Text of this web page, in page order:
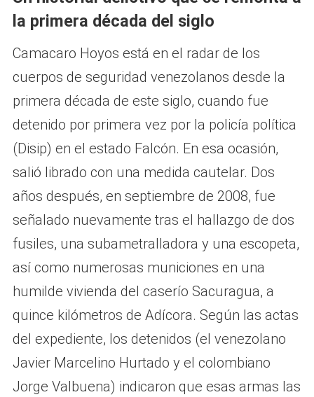
la primera década del siglo
Camacaro Hoyos está en el radar de los
cuerpos de seguridad venezolanos desde la
primera década de este siglo, cuando fue
detenido por primera vez por la policía política
(Disip) en el estado Falcón. En esa ocasión,
salió librado con una medida cautelar. Dos
años después, en septiembre de 2008, fue
señalado nuevamente tras el hallazgo de dos
fusiles, una subametralladora y una escopeta,
así como numerosas municiones en una
humilde vivienda del caserío Sacuragua, a
quince kilómetros de Adícora. Según las actas
del expediente, los detenidos (el venezolano
Javier Marcelino Hurtado y el colombiano
Jorge Valbuena) indicaron que esas armas las